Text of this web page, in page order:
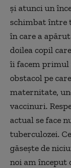
şi atunci un
schimbat între
în care a
doilea copil
îi facem primul
obstacol pe
maternitate,
vaccinuri.
actual se face
tuberculozei.
găseşte de
noi am început